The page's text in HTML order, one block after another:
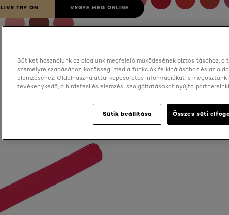
LIVE TRY ON VEGYE MEG ONLINE
Sütiket használunk az oldalunk megfelelő működésének biztosításához, a
személyre szabásához, közösségi média funkciók felkínálásához és az
elemzéséhez. Oldalhasználattal kapcsolatos információkat is
tevékenykedő, a hirdetési és elemzési szolgáltatásokat nyújtó
Sütik beállítása Összes süti